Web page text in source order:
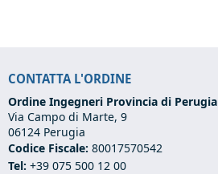
CONTATTA L'ORDINE
Ordine Ingegneri Provincia di Perugia
Via Campo di Marte, 9
06124 Perugia
Codice Fiscale: 80017570542
Tel: +39 075 500 12 00